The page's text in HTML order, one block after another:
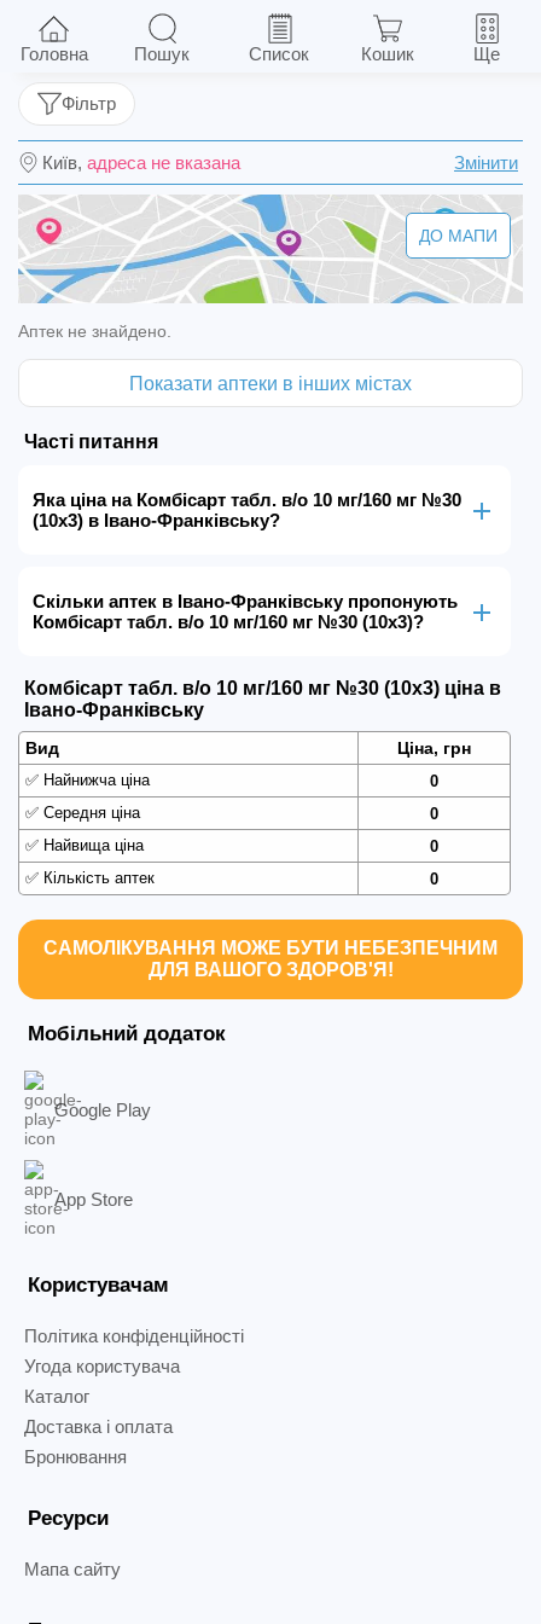
Комбісарт табл. в/о 10 мг/160 мг №30 (10х3)
Київ, адреса не вказана Змінити
Фільтр
ДО МАПИ
Аптек не знайдено.
Показати аптеки в інших містах
Часті питання
Яка ціна на Комбісарт табл. в/о 10 мг/160 мг №30
(10х3) в Івано-Франківську?
Скільки аптек в Івано-Франківську пропонують
Комбісарт табл. в/о 10 мг/160 мг №30 (10х3)?
Комбісарт табл. в/о 10 мг/160 мг №30 (10х3) ціна в
Івано-Франківську
Вид Ціна, грн
✅ Найнижча ціна
0
✅ Середня ціна
0
✅ Найвища ціна
0
✅ Кількість аптек 0
САМОЛІКУВАННЯ МОЖЕ БУТИ НЕБЕЗПЕЧНИМ
ДЛЯ ВАШОГО ЗДОРОВ'Я!
Мобільний додаток
Google Play
App Store
Користувачам
Політика конфіденційності
Угода користувача
Каталог
Доставка і оплата
Бронювання
Ресурси
Мапа сайту
Головна Пошук Список Кошик Ще